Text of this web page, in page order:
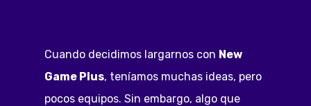
Cuando decidimos largarnos con New
Game Plus, teníamos muchas ideas, pero
pocos equipos. Sin embargo, algo que